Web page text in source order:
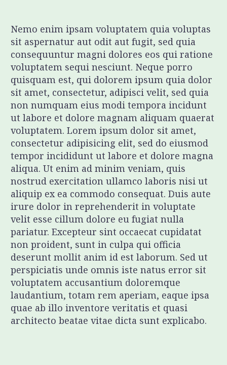
Nemo enim ipsam voluptatem quia voluptas
sit aspernatur aut odit aut fugit, sed quia
consequuntur magni dolores eos qui ratione
voluptatem sequi nesciunt. Neque porro
quisquam est, qui dolorem ipsum quia dolor
sit amet, consectetur, adipisci velit, sed quia
non numquam eius modi tempora incidunt
ut labore et dolore magnam aliquam quaerat
voluptatem. Lorem ipsum dolor sit amet,
consectetur adipisicing elit, sed do eiusmod
tempor incididunt ut labore et dolore magna
aliqua. Ut enim ad minim veniam, quis
nostrud exercitation ullamco laboris nisi ut
aliquip ex ea commodo consequat. Duis aute
irure dolor in reprehenderit in voluptate
velit esse cillum dolore eu fugiat nulla
pariatur. Excepteur sint occaecat cupidatat
non proident, sunt in culpa qui officia
deserunt mollit anim id est laborum. Sed ut
perspiciatis unde omnis iste natus error sit
voluptatem accusantium doloremque
laudantium, totam rem aperiam, eaque ipsa
quae ab illo inventore veritatis et quasi
architecto beatae vitae dicta sunt explicabo.